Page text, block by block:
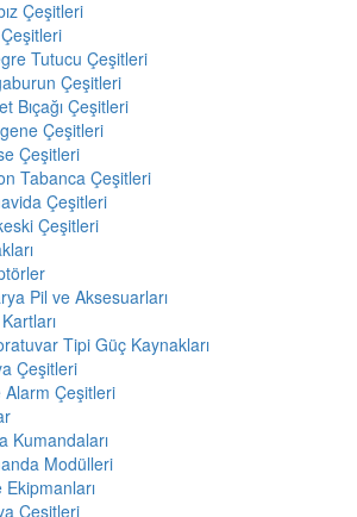
Çeşitleri
Tutucu Çeşitleri
Çeşitleri
Bıçağı Çeşitleri
Çeşitleri
Çeşitleri
Tabanca Çeşitleri
Çeşitleri
Çeşitleri
Pil ve Aksesuarları
Tipi Güç Kaynakları
Çeşitleri
Alarm Çeşitleri
Kumandaları
Modülleri
Çeşitleri